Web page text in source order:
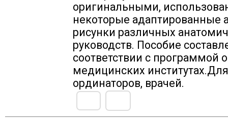
оригинальными,
некоторые адаптированные
рисунки различных
руководств. Пособие
соответствии с программой
медицинских
ординаторов, врачей.